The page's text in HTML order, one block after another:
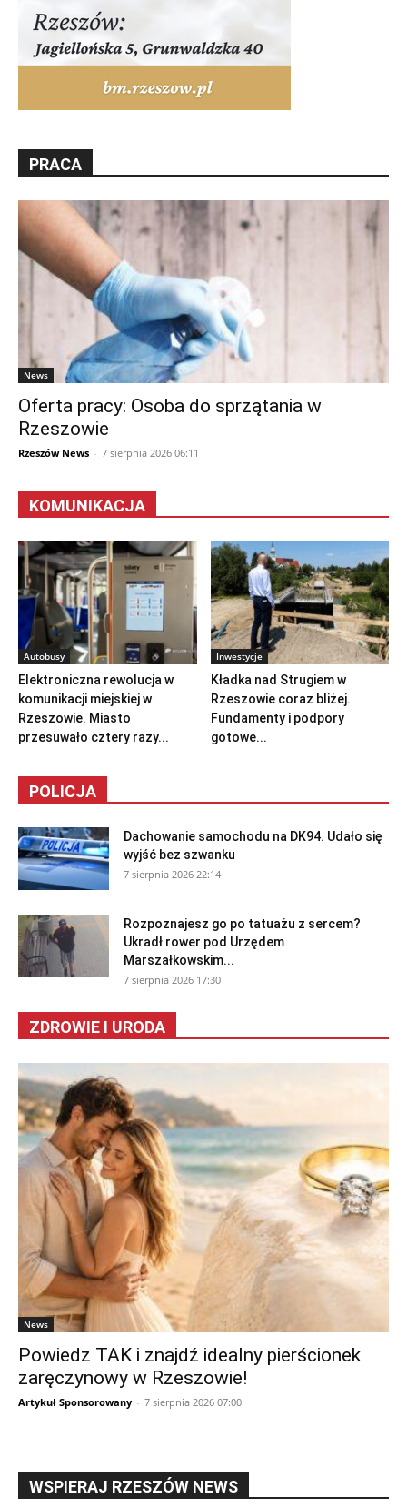
PRACA
News
Oferta pracy: Osoba do sprzątania w
Rzeszowie
Rzeszów News - 7 sierpnia 2026 06:11
KOMUNIKACJA
Autobusy
Elektroniczna rewolucja w
komunikacji miejskiej w
Rzeszowie. Miasto
przesuwało cztery razy...
Inwestycje
Kładka nad Strugiem w
Rzeszowie coraz bliżej.
Fundamenty i podpory
gotowe...
POLICJA
Dachowanie samochodu na DK94. Udało się
wyjść bez szwanku
7 sierpnia 2026 22:14
Rozpoznajesz go po tatuażu z sercem?
Ukradł rower pod Urzędem
Marszałkowskim...
7 sierpnia 2026 17:30
ZDROWIE I URODA
News
Powiedz TAK i znajdź idealny pierścionek
zaręczynowy w Rzeszowie!
Artykuł Sponsorowany - 7 sierpnia 2026 07:00
WSPIERAJ RZESZÓW NEWS